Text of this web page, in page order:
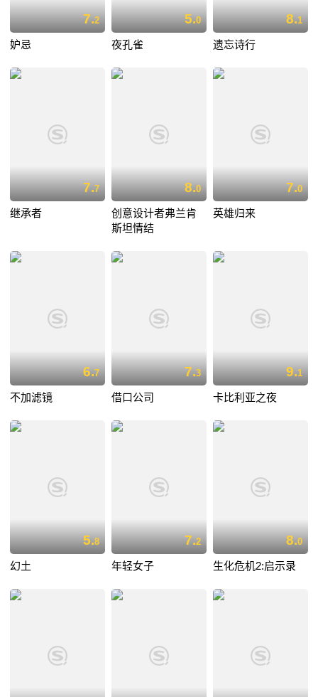
7.2
妒忌
5.0
夜孔雀
8.1
遗忘诗行
7.7
继承者
8.0
创意设计者弗兰肯
斯坦情结
7.0
英雄归来
6.7
不加滤镜
7.3
借口公司
9.1
卡比利亚之夜
5.8
幻土
7.2
年轻女子
8.0
生化危机2:启示录